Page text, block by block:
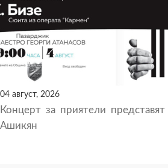
04 август, 2026
Концерт за приятели
Ашикян